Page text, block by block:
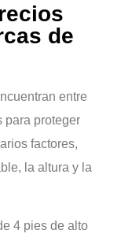
de
entre
para proteger
factores,
la altura y la
4 pies de alto